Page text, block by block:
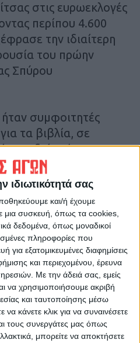
ιδιωτικότητά σας
και/ή έχουμε
μια συσκευή, όπως τα cookies,
δεδομένα, όπως μοναδικοί
πληροφορίες που
για εξατομικευμένες διαφημίσεις
και περιεχομένου, έρευνα
Με την άδειά σας, εμείς
να χρησιμοποιήσουμε ακριβή
και ταυτοποίησης μέσω
κάνετε κλικ για να συναινέσετε
τους συνεργάτες μας όπως
μπορείτε να αποκτήσετε
στις ευρωεκλογές
περίπου 4.600
την ιδιαίτερη
του πρώην
Σπύρου
συμφοιτητές
τα βιβλία, σε
Παιδείας ήταν ο
«Ήταν του 10,
χιουμοριστικά
επιδόσεις.
την εφημερίδα ΝΕΟΣ
News!
στην περιοχή της
ευρύτερα της Θεσσαλίας